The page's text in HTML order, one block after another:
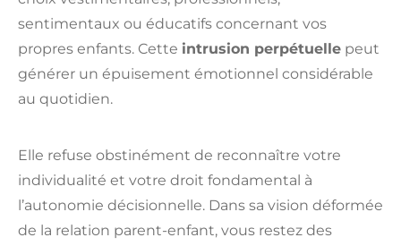
sentimentaux ou éducatifs concernant vos
propres enfants. Cette intrusion perpétuelle peut
générer un épuisement émotionnel considérable
au quotidien.
Elle refuse obstinément de reconnaître votre
individualité et votre droit fondamental à
l’autonomie décisionnelle. Dans sa vision déformée
de la relation parent-enfant, vous restez des